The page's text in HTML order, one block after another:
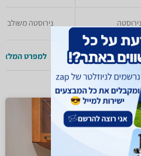
נירוסטה
המלא >>
נירוסטה משולב
למפרט המלא